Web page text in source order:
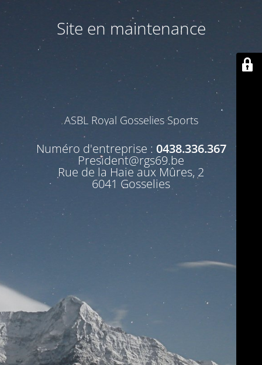
Site en maintenance
ASBL Royal Gosselies Sports
Numéro d'entreprise : 0438.336.367
President@rgs69.be
Rue de la Haie aux Mûres, 2
6041 Gosselies